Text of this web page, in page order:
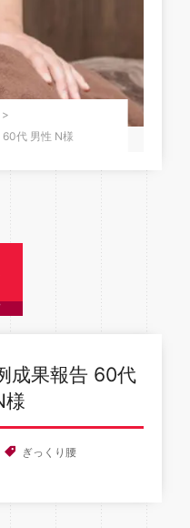
>
60代 男性 N様
成果報告 60代
様
ぎっくり腰